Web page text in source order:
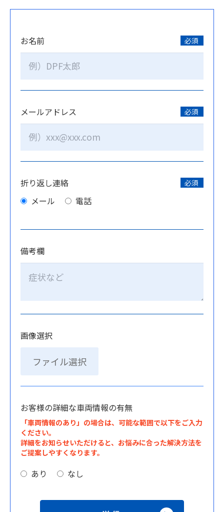
お名前 必須
メールアドレス 必須
折り返し連絡 必須
メール 電話
備考欄
画像選択
ファイル選択
お客様の詳細な車両情報の有無
「車両情報のあり」の場合は、可能な範囲で以下をご入力
ください。
詳細をお知らせいただけると、お悩みに合った解決方法を
ご提案しやすくなります。
あり なし